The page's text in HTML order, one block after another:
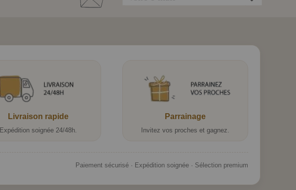
Livraison rapide
Expédition soignée 24/48h.
Parrainage
Invitez vos proches et gagnez.
Paiement sécurisé · Expédition soignée · Sélection premium